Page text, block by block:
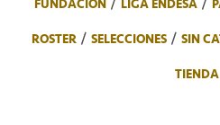
ROSTER
SELECCIONES SIN
TIENDA